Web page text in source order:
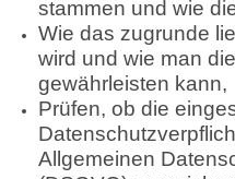
stammen und wie
Wie das zugrunde
wird und wie man die
gewährleisten kann,
Prüfen, ob die
Allgemeinen